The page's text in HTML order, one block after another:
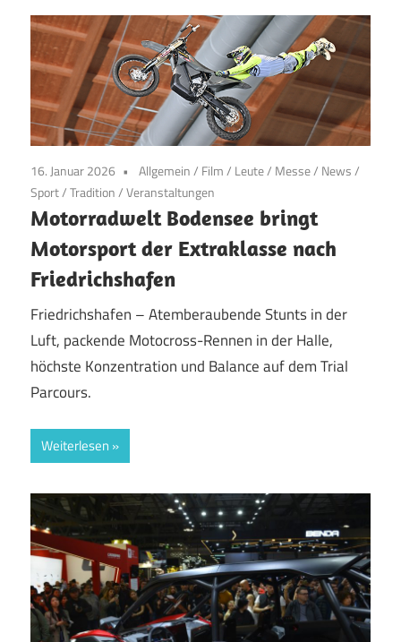
16. Januar 2026 Allgemein/ Film/ Leute/ Messe/ News/
Sport/Tradition/Veranstaltungen
Motorradwelt Bodensee bringt
Motorsport der Extraklasse nach
Friedrichshafen
Friedrichshafen – Atemberaubende Stunts in der
Luft, packende Motocross-Rennen in der Halle,
höchste Konzentration und Balance auf dem Trial
Parcours.
Weiterlesen